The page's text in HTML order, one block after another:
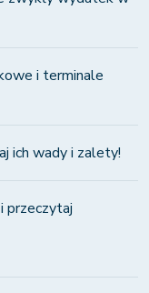
i terminale
ich wady i zalety!
przeczytaj